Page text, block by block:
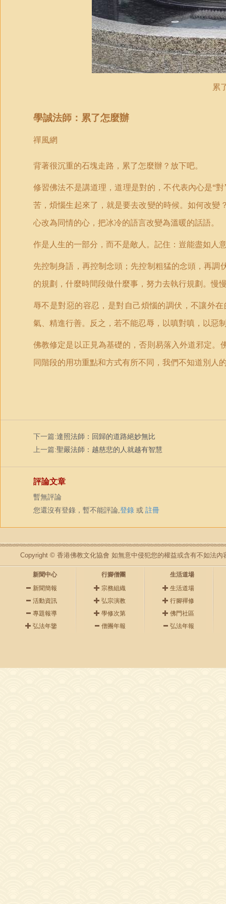
累
學誠法師：累了怎麼辦
禪風網
背著很沉重的石塊走路，累了怎麼辦？放下吧。
修習佛法不是講道理，道理是對的，不代表內心是“
苦，煩惱生起來了，就是要去改變的時候。如何改
心改為同情的心，把冰冷的語言改變為溫暖的話語。
作是人生的一部分，而不是敵人。記住：豈能盡如人
先控制身語，再控制念頭；先控制粗猛的念頭，再
的規劃，什麼時間段做什麼事，努力去執行規劃。慢
辱不是對惡的容忍，是對自己煩惱的調伏，不讓外
氣、精進行善。反之，若不能忍辱，以嗔對嗔，以惡
佛教修定是以正見為基礎的，否則易落入外道邪定
同階段的用功重點和方式有所不同，我們不知道別人
下一篇:達照法師：回歸的道路絕妙無比
上一篇:聖嚴法師：越慈悲的人就越有智慧
評論文章
暫無評論
您還沒有登錄，暫不能評論,登錄 或 註冊
Copyright © 香港佛教文化協會 如無意中侵犯您的權益或含有不如法內
新聞中心
新聞簡報
活動資訊
專題報導
弘法年鑒
行腳僧團
宗務組織
弘宗演教
學修次第
僧團年報
生活道場
生活道場
行腳禪修
佛門社區
弘法年報